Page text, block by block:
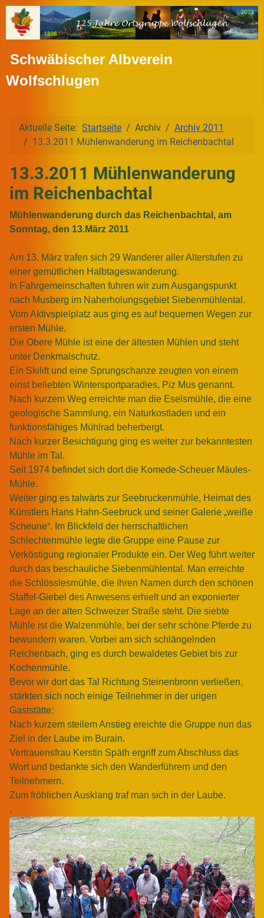
Schwäbischer Albverein
Wolfschlugen
Aktuelle Seite: Startseite Archiv
Archiv 2011
13.3.2011 Mühlenwanderung im Reichenbachtal
13.3.2011 Mühlenwanderung
im Reichenbachtal
Mühlenwanderung durch das Reichenbachtal, am
Sonntag, den 13.März 2011
Am 13. März trafen sich 29 Wanderer aller Alterstufen zu
einer gemütlichen Halbtageswanderung.
In Fahrgemeinschaften fuhren wir zum Ausgangspunkt
nach Musberg im Naherholungsgebiet Siebenmühlental.
Vom Aktivspielplatz aus ging es auf bequemen Wegen zur
ersten Mühle.
Die Obere Mühle ist eine der ältesten Mühlen und steht
unter Denkmalschutz.
Ein Skilift und eine Sprungschanze zeugten von einem
einst beliebten Wintersportparadies, Piz Mus genannt.
Nach kurzem Weg erreichte man die Eselsmühle, die eine
geologische Sammlung, ein Naturkostladen und ein
funktionsfähiges Mühlrad beherbergt.
Nach kurzer Besichtigung ging es weiter zur bekanntesten
Mühle im Tal.
Seit 1974 befindet sich dort die Komede-Scheuer Mäules-
Mühle.
Weiter ging es talwärts zur Seebruckenmühle, Heimat des
Künstlers Hans Hahn-Seebruck und seiner Galerie „weiße
Scheune“. Im Blickfeld der herrschaftlichen
Schlechtenmühle legte die Gruppe eine Pause zur
Verköstigung regionaler Produkte ein. Der Weg führt weiter
durch das beschauliche Siebenmühlental. Man erreichte
die Schlösslesmühle, die ihren Namen durch den schönen
Staffel-Giebel des Anwesens erhielt und an exponierter
Lage an der alten Schweizer Straße steht. Die siebte
Mühle ist die Walzenmühle, bei der sehr schöne Pferde zu
bewundern waren. Vorbei am sich schlängelnden
Reichenbach, ging es durch bewaldetes Gebiet bis zur
Kochenmühle.
Bevor wir dort das Tal Richtung Steinenbronn verließen,
stärkten sich noch einige Teilnehmer in der urigen
Gaststätte:
Nach kurzem steilem Anstieg ereichte die Gruppe nun das
Ziel in der Laube im Burain.
Vertrauensfrau Kerstin Späth ergriff zum Abschluss das
Wort und bedankte sich den Wanderführern und den
Teilnehmern.
Zum fröhlichen Ausklang traf man sich in der Laube.
.